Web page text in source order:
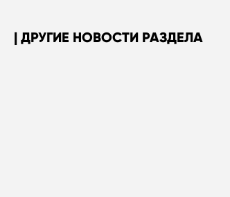
ДРУГИЕ НОВОСТИ РАЗДЕЛА